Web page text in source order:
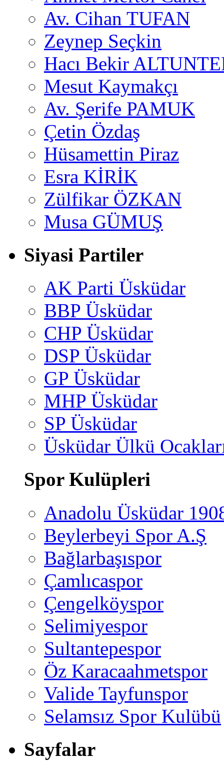
Av. Cihan TUFAN
Zeynep Seçkin
Hacı Bekir
Mesut Kaymakçı
Av. Şerife PAMUK
Çetin Özdaş
Hüsamettin Piraz
Esra KİRİK
Zülfikar ÖZKAN
Musa GÜMUŞ
Siyasi Partiler
AK Parti Üsküdar
BBP Üsküdar
CHP Üsküdar
DSP Üsküdar
GP Üsküdar
MHP Üsküdar
SP Üsküdar
Üsküdar Ülkü
Spor Kulüpleri
Anadolu Üsküdar
Beylerbeyi Spor A.Ş
Bağlarbaşıspor
Çamlıcaspor
Çengelköyspor
Selimiyespor
Sultantepespor
Öz Karacaahmetspor
Valide Tayfunspor
Selamsız Spor Kulübü
Sayfalar